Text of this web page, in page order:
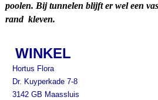
poolen. Bij tunnelen blijft er wel een
rand kleven.
WINKEL
Hortus Flora
Dr. Kuyperkade 7-8
3142 GB Maassluis